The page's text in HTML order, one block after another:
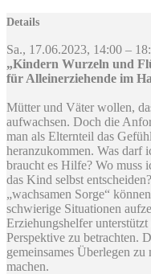
Details
Sa., 17.06.2023, 14:00 –
„Kindern Wurzeln und
für Alleinerziehende im
Mütter und Väter wollen,
aufwachsen. Doch die
man als Elternteil das
heranzukommen. Was darf
braucht es Hilfe? Wo muss
das Kind selbst
„wachsamen Sorge“
schwierige Situationen
Erziehungshelfer
Perspektive zu betrachten.
gemeinsames Überlegen
machen.